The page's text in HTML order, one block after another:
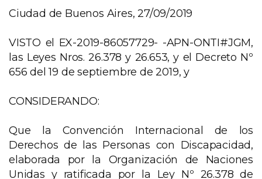
Ciudad de Buenos Aires, 27/09/2019
VISTO el EX-2019-86057729- -APN-ONTI#JGM,
las Leyes Nros. 26.378 y 26.653, y el Decreto Nº
656 del 19 de septiembre de 2019, y
CONSIDERANDO:
Que la Convención Internacional de los
Derechos de las Personas con Discapacidad,
elaborada por la Organización de Naciones
Unidas y ratificada por la Ley Nº 26.378 de